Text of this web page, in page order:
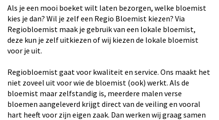
Als je een mooi boeket wilt laten bezorgen, welke bloemist
kies je dan? Wil je zelf een Regio Bloemist kiezen? Via
Regiobloemist maak je gebruik van een lokale bloemist,
deze kun je zelf uitkiezen of wij kiezen de lokale bloemist
voor je uit.
Regiobloemist gaat voor kwaliteit en service. Ons maakt het
niet zoveel uit voor wie de bloemist (ook) werkt. Als de
bloemist maar zelfstandig is, meerdere malen verse
bloemen aangeleverd krijgt direct van de veiling en vooral
hart heeft voor zijn eigen zaak. Dan werken wij graag samen